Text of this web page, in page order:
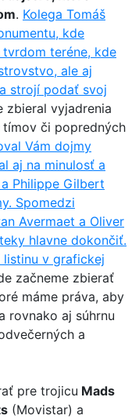
. Kolega Tomáš
kde
teréne, kde
ale aj
strojí podať svoj
zbieral vyjadrenia
či popredných
Vám dojmy
aj na minulosť a
Philippe Gilbert
Spomedzi
Avermaet a Oliver
hlavne dokončiť.
v grafickej
začneme zbierať
máme práva, aby
rovnako aj súhrnu
a
pre trojicu Mads
(Movistar) a